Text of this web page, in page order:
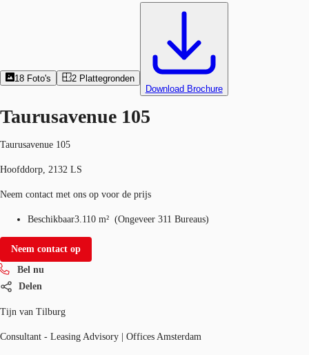
18 Foto's 2 Plattegronden
Download Brochure
Taurusavenue 105
Taurusavenue 105
Hoofddorp, 2132 LS
Neem contact met ons op voor de prijs
Beschikbaar3.110 m² (Ongeveer 311 Bureaus)
Neem contact op
Bel nu
Delen
Tijn van Tilburg
Consultant - Leasing Advisory | Offices Amsterdam